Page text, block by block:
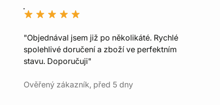
"Objednával jsem již po několikáté. Rychlé
spolehlivé doručení a zboží ve perfektním
stavu. Doporučuji"
Ověřený zákazník, před 5 dny